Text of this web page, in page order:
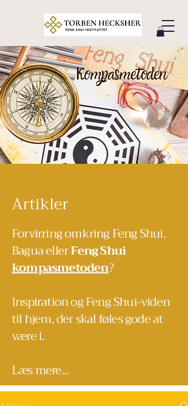
Artikler
Forvirring omkring Feng Shui.
Bagua ellerFeng Shui
kompasmetoden?
Inspiration og Feng Shui-viden
til hjem, der skal føles gode at
være i.
Læs mere...